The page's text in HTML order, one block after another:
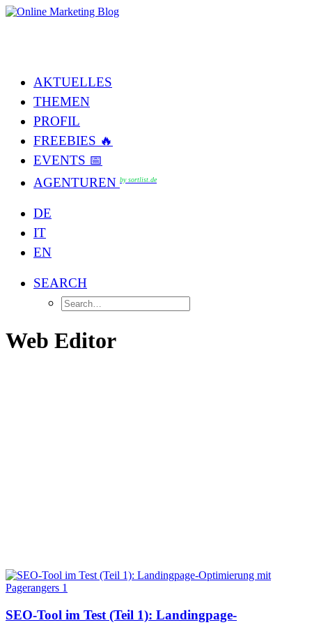
AKTUELLES
THEMEN
PROFIL
FREEBIES 🔥
EVENTS 📅
AGENTUREN by sortlist.de
DE
IT
EN
SEARCH
Web Editor
SEO-Tool im Test (Teil 1): Landingpage-